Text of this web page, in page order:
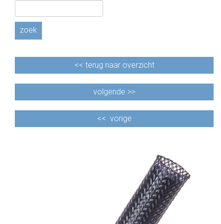
zoek
<< terug naar overzicht
volgende >>
<< vorige